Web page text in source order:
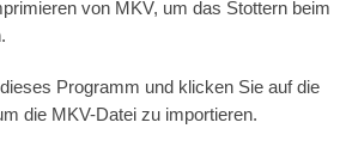
von MKV, um das Stottern beim
Programm und klicken Sie auf die
die MKV-Datei zu importieren.